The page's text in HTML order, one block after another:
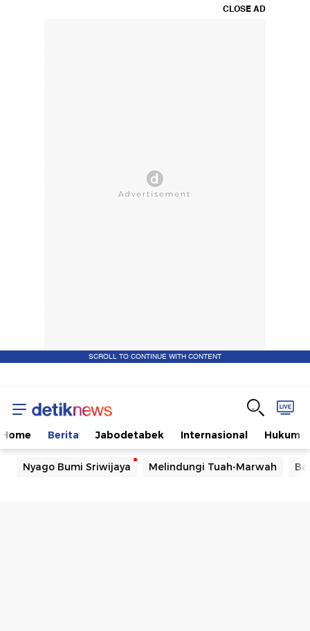
CLOSE AD
SCROLL TO CONTINUE WITH CONTENT
Home Berita Jabodetabek Internasional Hukum
Nyago Bumi Sriwijaya Melindungi Tuah-Marwah